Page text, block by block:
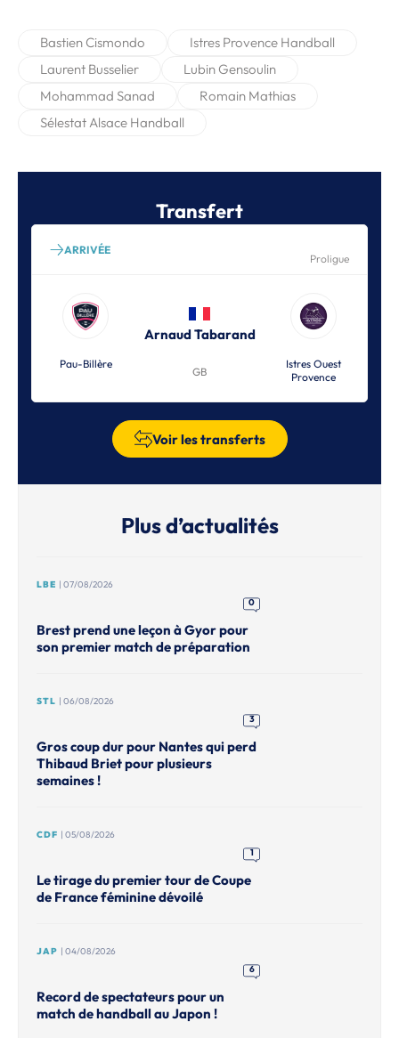
Bastien Cismondo
Istres Provence Handball
Laurent Busselier
Lubin Gensoulin
Mohammad Sanad
Romain Mathias
Sélestat Alsace Handball
Transfert
ARRIVÉE
Proligue
Pau-Billère
Arnaud Tabarand
GB
Istres Ouest
Provence
Voir les transferts
Plus d’actualités
LBE | 07/08/2026
0
Brest prend une leçon à Gyor pour
son premier match de préparation
STL | 06/08/2026
3
Gros coup dur pour Nantes qui perd
Thibaud Briet pour plusieurs
semaines !
CDF | 05/08/2026
1
Le tirage du premier tour de Coupe
de France féminine dévoilé
JAP | 04/08/2026
6
Record de spectateurs pour un
match de handball au Japon !